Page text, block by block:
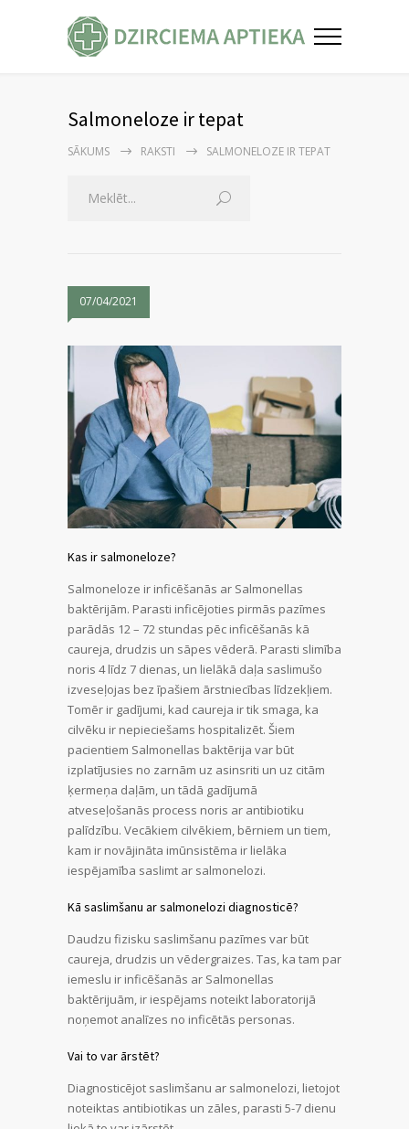
Salmoneloze ir tepat
SĀKUMS RAKSTI SALMONELOZE IR TEPAT
07/04/2021
Kas ir salmoneloze?
Salmoneloze ir inficēšanās ar Salmonellas
baktērijām. Parasti inficējoties pirmās pazīmes
parādās 12 – 72 stundas pēc inficēšanās kā
caureja, drudzis un sāpes vēderā. Parasti slimība
noris 4 līdz 7 dienas, un lielākā daļa saslimušo
izveseļojas bez īpašiem ārstniecības līdzekļiem.
Tomēr ir gadījumi, kad caureja ir tik smaga, ka
cilvēku ir nepieciešams hospitalizēt. Šiem
pacientiem Salmonellas baktērija var būt
izplatījusies no zarnām uz asinsriti un uz citām
ķermeņa daļām, un tādā gadījumā
atveseļošanās process noris ar antibiotiku
palīdzību. Vecākiem cilvēkiem, bērniem un tiem,
kam ir novājināta imūnsistēma ir lielāka
iespējamība saslimt ar salmonelozi.
Kā saslimšanu ar salmonelozi diagnosticē?
Daudzu fizisku saslimšanu pazīmes var būt
caureja, drudzis un vēdergraizes. Tas, ka tam par
iemeslu ir inficēšanās ar Salmonellas
baktērijuām, ir iespējams noteikt laboratorijā
noņemot analīzes no inficētās personas.
Vai to var ārstēt?
Diagnosticējot saslimšanu ar salmonelozi, lietojot
noteiktas antibiotikas un zāles, parasti 5-7 dienu